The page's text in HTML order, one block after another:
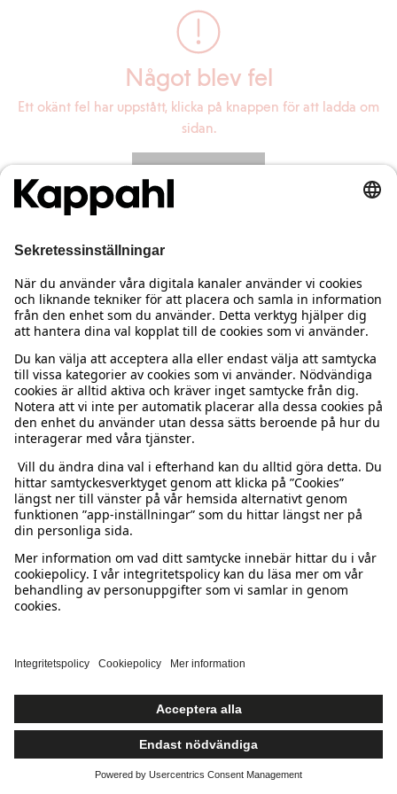
Något blev fel
Ett okänt fel har uppstått, klicka på knappen för att ladda om
sidan.